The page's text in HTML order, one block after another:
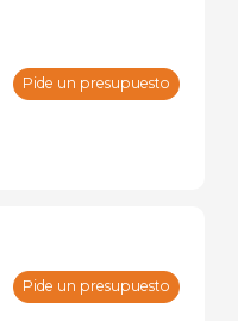
Pide un presupuesto
Pide un presupuesto